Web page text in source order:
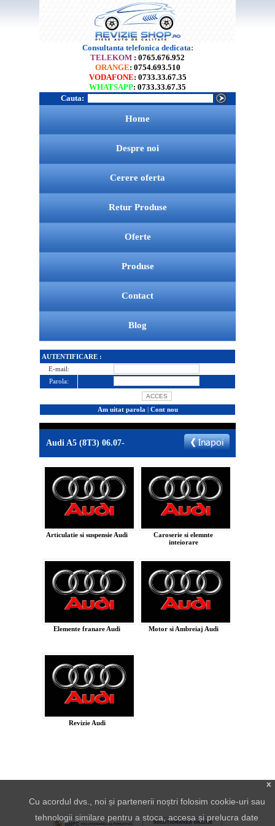
Consultanta telefonica dedicata:
TELEKOM : 0765.676.952
ORANGE: 0754.693.510
VODAFONE: 0733.33.67.35
WHATSAPP: 0733.33.67.35
Cauta:
Home
Despre noi
Cerere oferta
Retur Produse
Oferte
Produse
Contact
Blog
AUTENTIFICARE :
E-mail:
Parola:
Am uitat parola | Cont nou
Audi A5 (8T3) 06.07-
Articulatie si suspensie Audi
Caroserie si elemnte
inteiorare
Elemente franare Audi Motor si Ambreiaj Audi
Revizie Audi
x
Cu acordul dvs., noi și partenerii noștri folosim cookie-uri sau
tehnologii similare pentru a stoca, accesa și prelucra date